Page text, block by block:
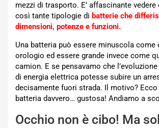
mezzi di trasporto. E’ affascinante
così tante tipologie di batterie che
dimensioni, potenze e funzioni.
Una batteria può essere minuscola come
orologio ed essere grande invece come
camion. E se pensavamo che
di energia elettrica potesse subire un
decisamente fuori strada. Il motivo?
batteria davvero… gustosa! Andiamo a
Occhio non è cibo! Ma